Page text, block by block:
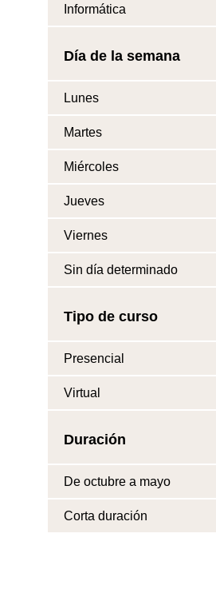
Informática
Día de la semana
Lunes
Martes
Miércoles
Jueves
Viernes
Sin día determinado
Tipo de curso
Presencial
Virtual
Duración
De octubre a mayo
Corta duración